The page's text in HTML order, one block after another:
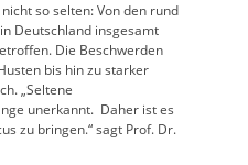
so selten: Von den rund
Deutschland insgesamt
Die Beschwerden
bis hin zu starker
„Seltene
unerkannt. Daher ist es
zu bringen.“ sagt Prof. Dr.